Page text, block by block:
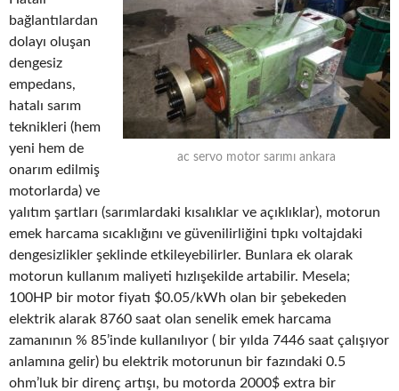
ac servo motor sarımı ankara
bağlantılardan
dolayı oluşan
dengesiz
empedans,
hatalı sarım
teknikleri (hem
yeni hem de
onarım edilmiş
motorlarda) ve
yalıtım şartları (sarımlardaki kısalıklar ve açıklıklar), motorun
emek harcama sıcaklığını ve güvenilirliğini tıpkı voltajdaki
dengesizlikler şeklinde etkileyebilirler. Bunlara ek olarak
motorun kullanım maliyeti hızlışekilde artabilir. Mesela;
100HP bir motor fiyatı $0.05/kWh olan bir şebekeden
elektrik alarak 8760 saat olan senelik emek harcama
zamanının % 85’inde kullanılıyor ( bir yılda 7446 saat çalışıyor
anlamına gelir) bu elektrik motorunun bir fazındaki 0.5
ohm’luk bir direnç artışı, bu motorda 2000$ extra bir